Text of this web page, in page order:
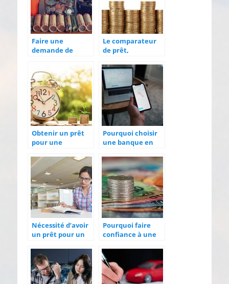
Faire une
demande de
Le comparateur
de prêt,
un bon emprunt
Obtenir un prêt
pour une
énergétique
Pourquoi choisir
une banque en
entreprise ?
Nécessité d’avoir
un prêt pour un
Pourquoi faire
confiance à une
gérer vos finances
?